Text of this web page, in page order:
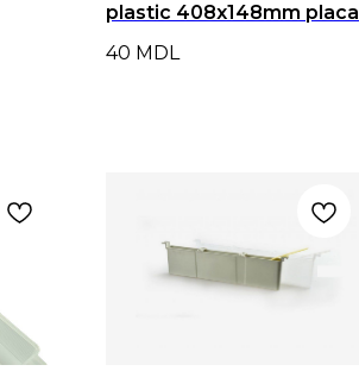
plastic 408x148mm placa
40 MDL